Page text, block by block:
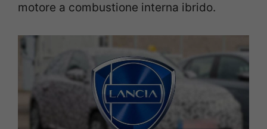
motore a combustione interna ibrido.